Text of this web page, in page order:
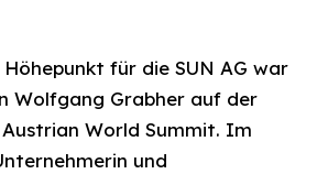
Höhepunkt für die SUN AG war
Wolfgang Grabher auf der
World Summit. Im
und